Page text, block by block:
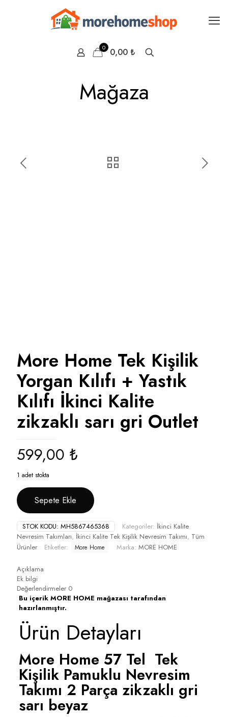
0 0,00 ₺
Mağaza
More Home Tek Kişilik
Yorgan Kılıfı + Yastık
Kılıfı İkinci Kalite
zikzaklı sarı gri Outlet
599,00 ₺
1 adet stokta
Sepete Ekle
STOK KODU: MH5867465368 Kategoriler: İkinci Kalite
Nevresim Takımları, İkinci Kalite Tek Kişilik Nevresim Takımı, Tüm
Ürünler
Etiketler: More Home Marka: MORE HOME
Açıklama
Ek bilgi
Değerlendirmeler 0
Bu içerik MORE HOME mağazası tarafından
hazırlanmıştır.
Ürün Detayları
More Home 57 Tel Tek
Kişilik Pamuklu Nevresim
Takımı 2 Parça zikzaklı gri
sarı beyaz